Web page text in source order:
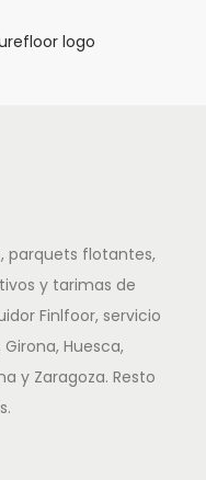
parquets flotantes,
y tarimas de
Finlfoor, servicio
Huesca,
y Zaragoza. Resto